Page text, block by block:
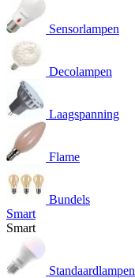
Sensorlampen
Decolampen
Laagspanning
Flame
Bundels
Smart
Smart
Standaardlampen